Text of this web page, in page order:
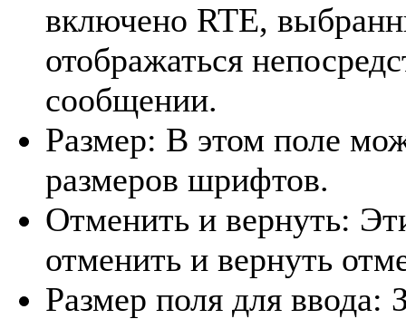
включено RTE,
отображаться
сообщении.
Размер: В этом поле
размеров шрифтов.
Отменить и вернуть:
отменить и вернуть
Размер поля для ввода: